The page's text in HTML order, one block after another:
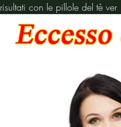
risultati con le pillole del tè ver